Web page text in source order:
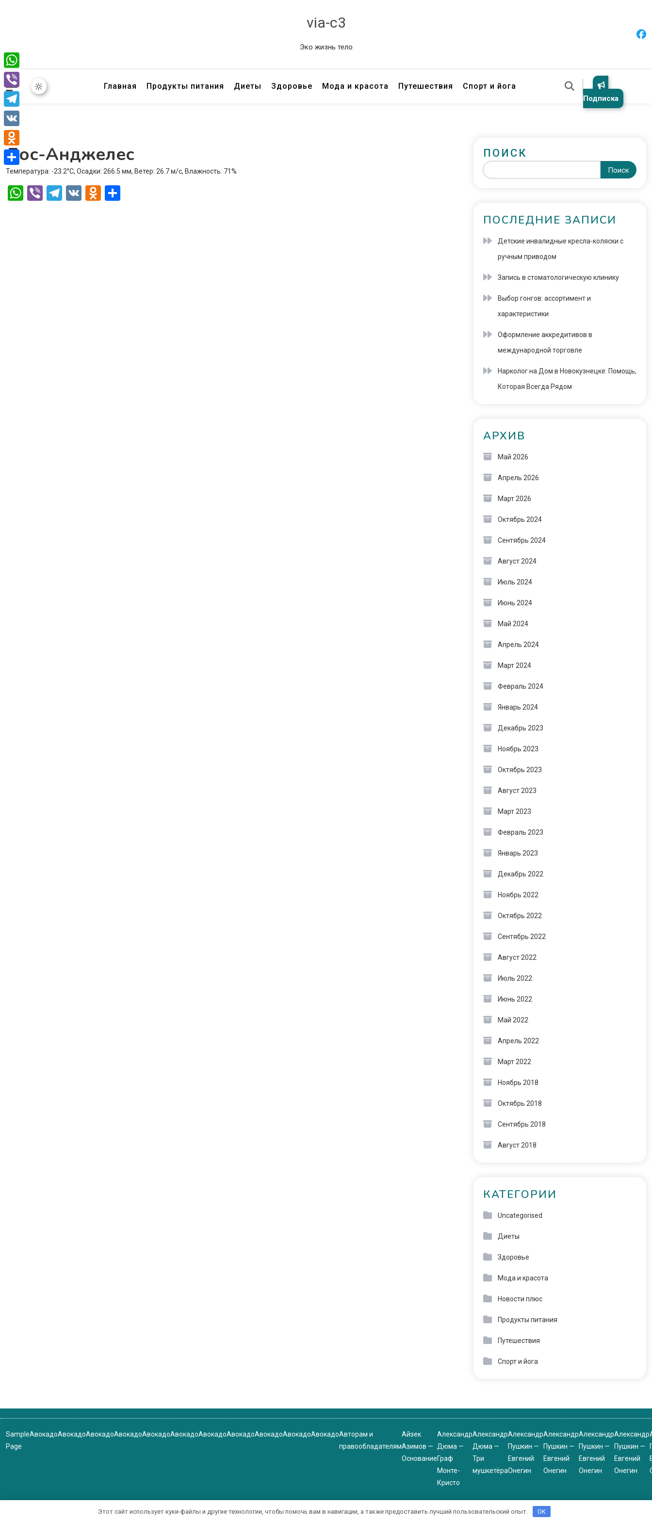
via-c3
Эко жизнь тело
Главная Продукты питания Диеты Здоровье Мода и красота Путешествия Спорт и йога
Подписка
Лос-Анджелес
Температура: -23.2°C, Осадки: 266.5 мм, Ветер: 26.7 м/с, Влажность: 71%
WhatsApp
ViberTelegram
VK Odnoklassniki
ПОИСК
Поиск
ПОСЛЕДНИЕ ЗАПИСИ
Детские инвалидные кресла-коляски с
ручным приводом
Запись в стоматологическую клинику
Выбор гонгов: ассортимент и
характеристики
Оформление аккредитивов в
международной торговле
Нарколог на Дом в Новокузнецке: Помощь,
Которая Всегда Рядом
АРХИВ
Май 2026
Апрель 2026
Март 2026
Октябрь 2024
Сентябрь 2024
Август 2024
Июль 2024
Июнь 2024
Май 2024
Апрель 2024
Март 2024
Февраль 2024
Январь 2024
Декабрь 2023
Ноябрь 2023
Октябрь 2023
Август 2023
Март 2023
Февраль 2023
Январь 2023
Декабрь 2022
Ноябрь 2022
Октябрь 2022
Сентябрь 2022
Август 2022
Июль 2022
Июнь 2022
Май 2022
Апрель 2022
Март 2022
Ноябрь 2018
Октябрь 2018
Сентябрь 2018
Август 2018
КАТЕГОРИИ
Uncategorised
Диеты
Здоровье
Мода и красота
Новости плюс
Продукты питания
Путешествия
Спорт и йога
Sample
Page
АвокадоАвокадоАвокадоАвокадоАвокадоАвокадоАвокадоАвокадоАвокадоАвокадоАвокадоАвторам и
правообладателям
Айзек
Азимов —
Основание
Александр
Дюма —
Граф
Монте-
Кристо
Александр
Дюма —
Три
мушкетёра
Александр
Пушкин —
Евгений
Онегин
Александр
Пушкин —
Евгений
Онегин
Александр
Пушкин —
Евгений
Онегин
Александр
Пушкин —
Евгений
Онегин
WhatsApp
Viber
Telegram
VK
Odnoklassniki
Отправить
Этот сайт использует куки-файлы и другие технологии, чтобы помочь вам в навигации, а также предоставить лучший пользовательский опыт. OK